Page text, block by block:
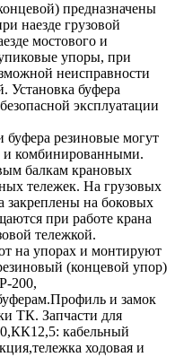
предназначены
наезде грузовой
мостового и
упоры, при
неисправности
Установка буфера
эксплуатации
буфера резиновые могут
комбинированными.
балкам крановых
тележек. На грузовых
закреплены на боковых
при работе крана
тележкой.
на упорах и монтируют
(концевой упор)
200,
и замок
ТК. Запчасти для
кабельный
ходовая и